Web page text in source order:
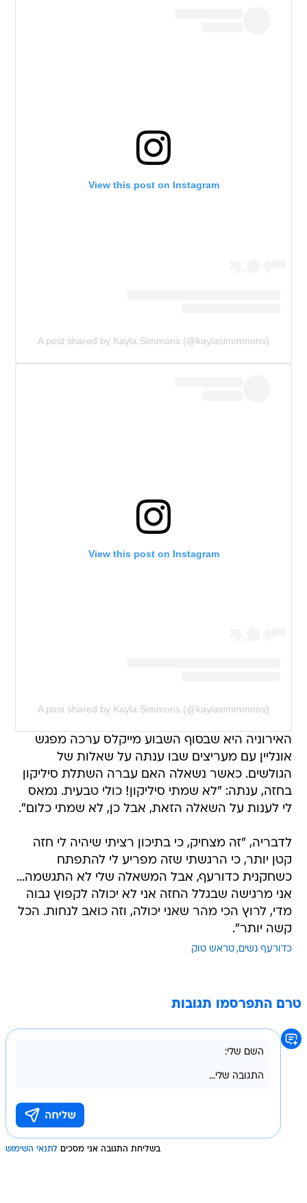
View this post on Instagram
A post shared by Kayla Simmons (@kaylasimmmons)
View this post on Instagram
A post shared by Kayla Simmons (@kaylasimmmons)
האירוניה היא שבסוף השבוע מייקלס ערכה מפגש
אונליין עם מעריצים שבו ענתה על שאלות של
הגולשים. כאשר נשאלה האם עברה השתלת סיליקון
בחזה, ענתה: "לא שמתי סיליקון! כולי טבעית. נמאס
לי לענות על השאלה הזאת, אבל כן, לא שמתי כלום".
לדבריה, "זה מצחיק, כי בתיכון רציתי שיהיה לי חזה
קטן יותר, כי הרגשתי שזה מפריע לי להתפתח
כשחקנית כדורעף, אבל המשאלה שלי לא התגשמה...
אני מרגישה שבגלל החזה אני לא יכולה לקפוץ גבוה
מדי, לרוץ הכי מהר שאני יכולה, וזה כואב לנחות. הכל
קשה יותר".
כדורעף נשים טראש טוק
טרם התפרסמו תגובות
בשליחת התגובה אני מסכים לתנאי השימוש